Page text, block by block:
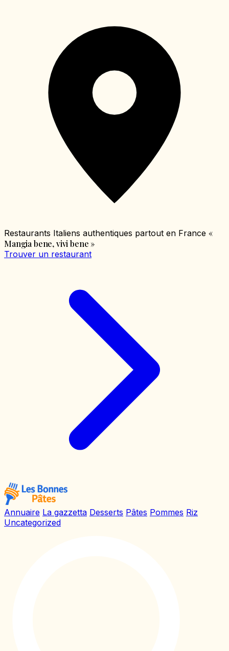
Restaurants Italiens authentiques partout en France «
Mangia bene, vivi bene »
Trouver un restaurant
Annuaire La gazzetta Desserts Pâtes Pommes Riz
Uncategorized